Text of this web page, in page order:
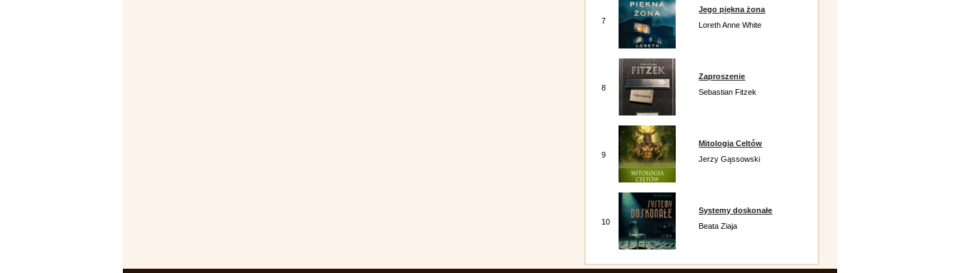
7
Jego piękna żona
Loreth Anne White
8
Zaproszenie
Sebastian Fitzek
9
Mitologia Celtów
Jerzy Gąssowski
10
Systemy doskonałe
Beata Ziaja